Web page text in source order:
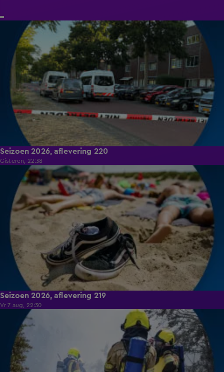
Seizoen 2026, aflevering 220
Gisteren, 22:38
Seizoen 2026, aflevering 219
Vr 7 aug, 22:30